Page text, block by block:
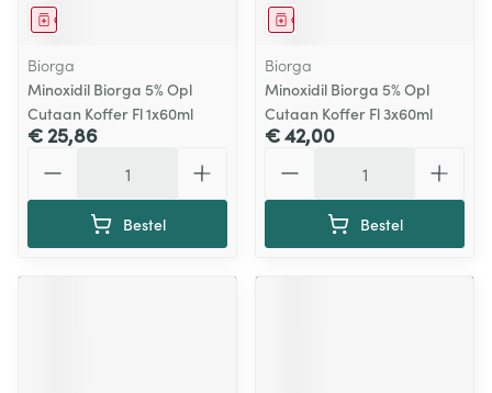
Geneesmiddel
Biorga
Minoxidil Biorga 5% Opl
Cutaan Koffer Fl 1x60ml
€ 25,86
Bestel
Geneesmiddel
Biorga
Minoxidil Biorga 5% Opl
Cutaan Koffer Fl 3x60ml
€ 42,00
Bestel